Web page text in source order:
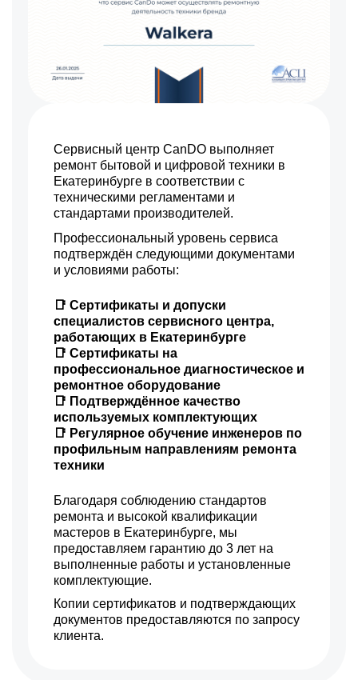
Сервисный центр CanDO выполняет
ремонт бытовой и цифровой техники в
Екатеринбурге в соответствии с
техническими регламентами и
стандартами производителей.
Профессиональный уровень сервиса
подтверждён следующими документами
и условиями работы:
📑 Сертификаты и допуски
специалистов сервисного центра,
работающих в Екатеринбурге
📑 Сертификаты на
профессиональное диагностическое и
ремонтное оборудование
📑 Подтверждённое качество
используемых комплектующих
📑 Регулярное обучение инженеров по
профильным направлениям ремонта
техники
Благодаря соблюдению стандартов
ремонта и высокой квалификации
мастеров в Екатеринбурге, мы
предоставляем гарантию до 3 лет на
выполненные работы и установленные
комплектующие.
Копии сертификатов и подтверждающих
документов предоставляются по запросу
клиента.